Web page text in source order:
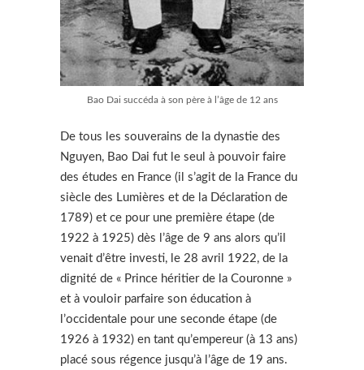
Bao Dai succéda à son père à l’âge de 12 ans
De tous les souverains de la dynastie des
Nguyen, Bao Dai fut le seul à pouvoir faire
des études en France (il s’agit de la France du
siècle des Lumières et de la Déclaration de
1789) et ce pour une première étape (de
1922 à 1925) dès l’âge de 9 ans alors qu’il
venait d’être investi, le 28 avril 1922, de la
dignité de « Prince héritier de la Couronne »
et à vouloir parfaire son éducation à
l’occidentale pour une seconde étape (de
1926 à 1932) en tant qu’empereur (à 13 ans)
placé sous régence jusqu’à l’âge de 19 ans.